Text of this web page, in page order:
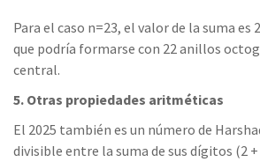
Para el caso n=23, el valor de la suma es
que podría formarse con 22 anillos
central.
5. Otras propiedades aritméticas
El 2025 también es un número de
divisible entre la suma de sus dígitos (2 +